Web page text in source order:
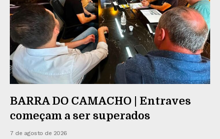
BARRA DO CAMACHO | Entraves
começam a ser superados
7 de agosto de 2026